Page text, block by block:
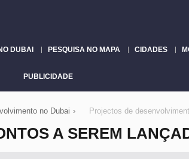
DUBAI PESQUISA NO MAPA CIDADES
PUBLICIDADE
no Dubai › Projectos de
A SEREM